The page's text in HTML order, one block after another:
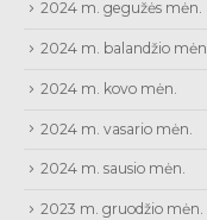
2024 m. gegužės mėn.
2024 m. balandžio mėn.
2024 m. kovo mėn.
2024 m. vasario mėn.
2024 m. sausio mėn.
2023 m. gruodžio mėn.